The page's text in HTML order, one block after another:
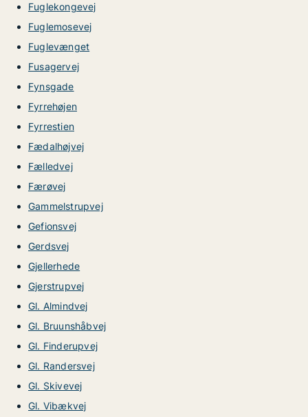
Fuglekongevej
Fuglemosevej
Fuglevænget
Fusagervej
Fynsgade
Fyrrehøjen
Fyrrestien
Fædalhøjvej
Fælledvej
Færøvej
Gammelstrupvej
Gefionsvej
Gerdsvej
Gjellerhede
Gjerstrupvej
Gl. Almindvej
Gl. Bruunshåbvej
Gl. Finderupvej
Gl. Randersvej
Gl. Skivevej
Gl. Vibækvej